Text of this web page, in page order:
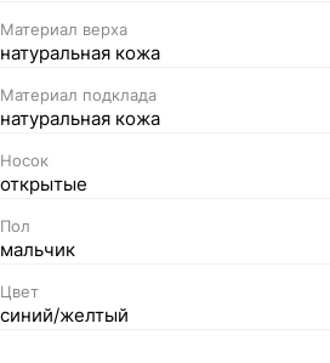
Материал верха
натуральная кожа
Материал подклада
натуральная кожа
Носок
открытые
Пол
мальчик
Цвет
синий/желтый